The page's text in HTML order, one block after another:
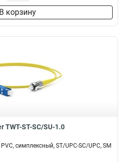
В корзину
TWT-ST-SC/SU-1.0
симплексный, ST/UPC-SC/UPC, SM